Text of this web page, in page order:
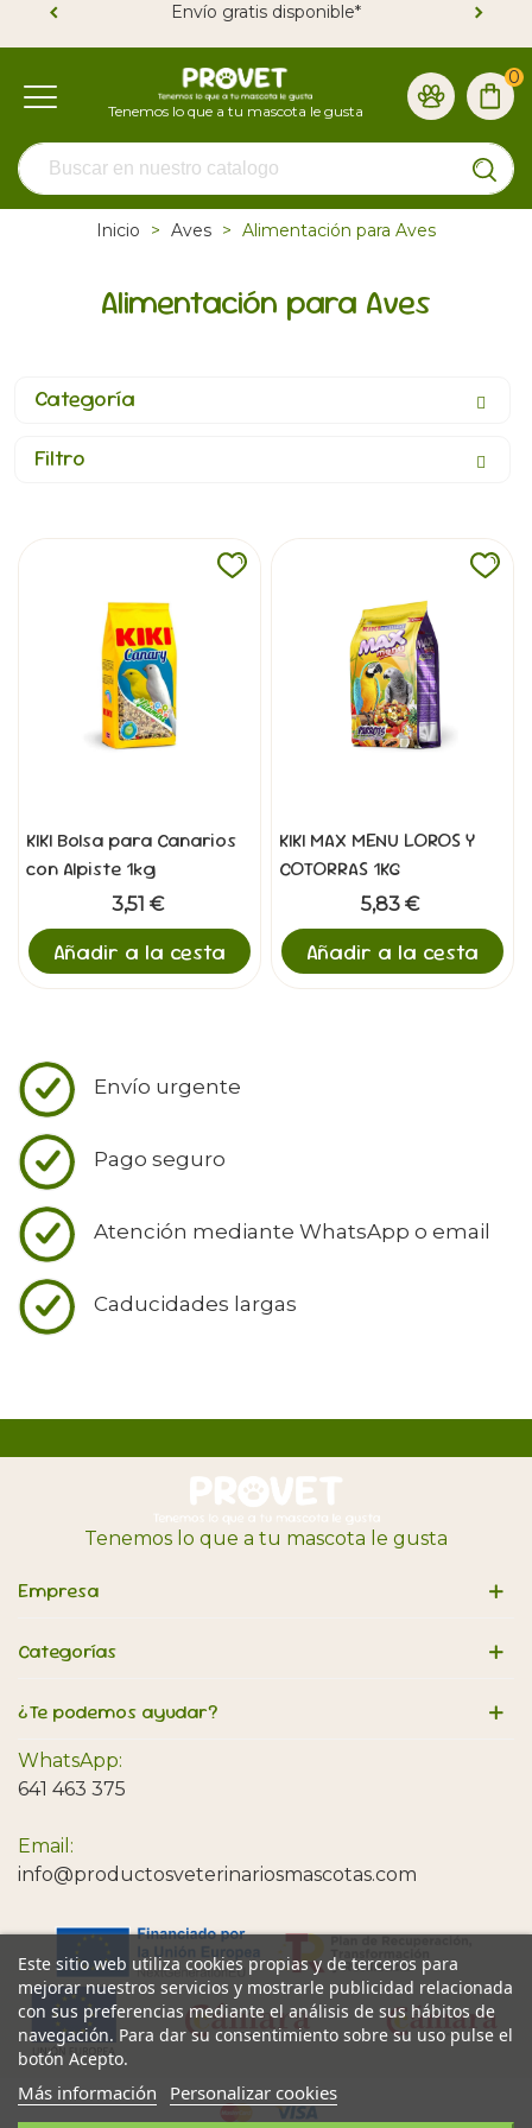
Envío gratis disponible*
0
Inicio > Aves > Alimentación para Aves
Alimentación para Aves
Categoría
Filtro
KIKI Bolsa para Canarios
con Alpiste 1kg
3,51 €
Añadir a la cesta
KIKI MAX MENU LOROS Y
COTORRAS 1KG
5,83 €
Añadir a la cesta
Envío urgente
Pago seguro
Atención mediante WhatsApp o email
Caducidades largas
Este sitio web utiliza cookies propias y de terceros para
mejorar nuestros servicios y mostrarle publicidad relacionada
con sus preferencias mediante el análisis de sus hábitos de
navegación. Para dar su consentimiento sobre su uso pulse el
botón Acepto.
Más información Personalizar cookies
Tenemos lo que a tu mascota le gusta
Empresa
Categorías
¿Te podemos ayudar?
WhatsApp:
641 463 375
Email:
info@productosveterinariosmascotas.com